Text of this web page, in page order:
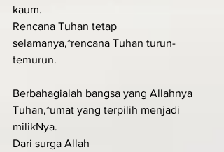
kaum.
Rencana Tuhan tetap
selamanya,*rencana Tuhan turun-
temurun.
Berbahagialah bangsa yang Allahnya
Tuhan,*umat yang terpilih menjadi
milikNya.
Dari surga Allah